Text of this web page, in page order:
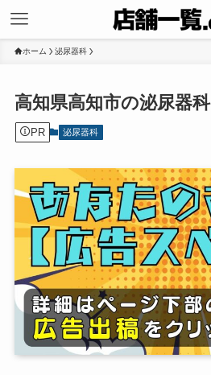
ホーム 泌尿器科
高知県高知市の泌尿器科
PR 泌尿器科